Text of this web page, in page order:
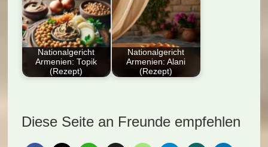
präsentiert ein
traditionelles
armenisches Gericht
namens Kyalagyosh.
Es…
Nationalgericht
Armenien:
Shakarlama (Rezept)!
Diese köstliche
Spezialität…
Nationalgericht
Armenien: Topik
(Rezept)
Armenien: Topik.
Dieses traditionelle
Nationalgericht
Armenien: Alani
(Rezept)
Nationalgericht…
Diese Seite an Freunde empfehlen